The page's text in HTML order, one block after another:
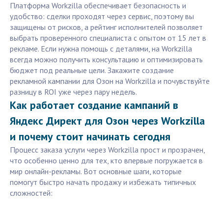
Платформа Workzilla обеспечивает безопасность и
удобство: сделки проходят через сервис, поэтому вы
защищены от рисков, а рейтинг исполнителей позволяет
выбрать проверенного специалиста с опытом от 15 лет в
рекламе. Если нужна помощь с деталями, на Workzilla
всегда можно получить консультацию и оптимизировать
бюджет под реальные цели. Закажите создание
рекламной кампании для Озон на Workzilla и почувствуйте
разницу в ROI уже через пару недель.
Как работает создание кампаний в
Яндекс Директ для Озон через Workzilla
и почему стоит начинать сегодня
Процесс заказа услуги через Workzilla прост и прозрачен,
что особенно ценно для тех, кто впервые погружается в
мир онлайн-рекламы. Вот основные шаги, которые
помогут быстро начать продажу и избежать типичных
сложностей: